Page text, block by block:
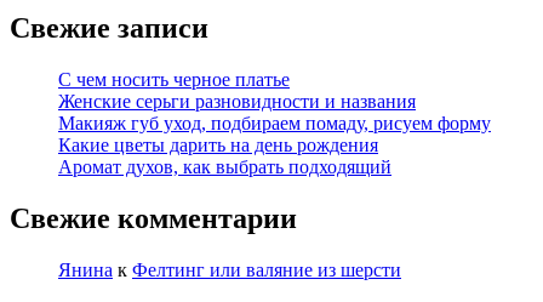
Свежие записи
С чем носить черное платье
Женские серьги разновидности и названия
Макияж губ уход, подбираем помаду, рисуем форму
Какие цветы дарить на день рождения
Аромат духов, как выбрать подходящий
Свежие комментарии
Янина к Фелтинг или валяние из шерсти